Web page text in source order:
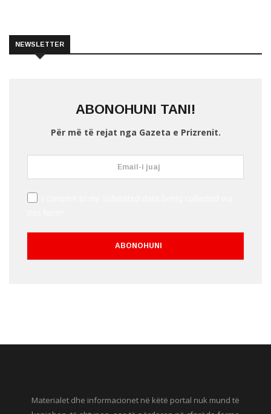
NEWSLETTER
ABONOHUNI TANI!
Për më të rejat nga Gazeta e Prizrenit.
Materialet dhe informacionet në këtë portal nuk mund të